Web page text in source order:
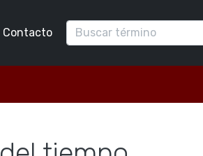
Contacto